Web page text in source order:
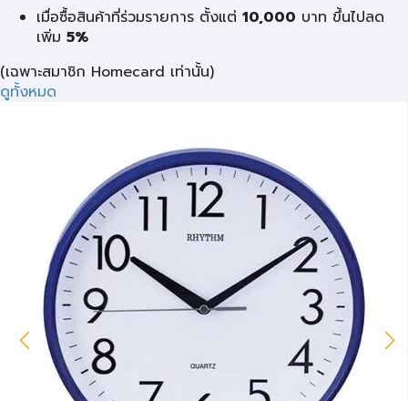
เมื่อซื้อสินค้าที่ร่วมรายการ ตั้งแต่ 10,000 บาท ขึ้นไปลด
เพิ่ม 5%
(เฉพาะสมาชิก Homecard เท่านั้น)
ดูทั้งหมด